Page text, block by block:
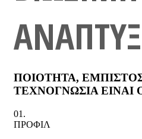
ΠΟΙΟΤΗΤΑ,
ΤΕΧΝΟΓΝΩΣΙΑ ΕΙΝΑΙ
01.
ΠΡΟΦΙΛ